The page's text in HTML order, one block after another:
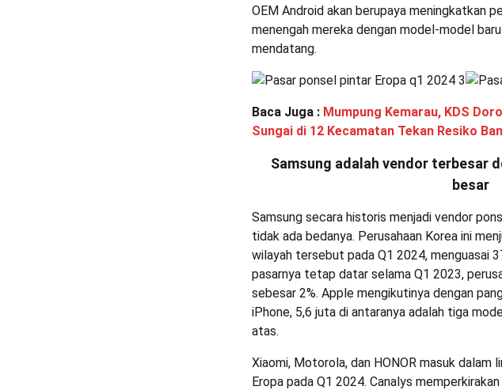
OEM Android akan berupaya meningkatkan
menengah mereka dengan model-model
mendatang.
Baca Juga : Mumpung Kemarau, KDS
Sungai di 12 Kecamatan Tekan Resiko
Samsung adalah vendor terbesar
besar
Samsung secara historis menjadi vendor
tidak ada bedanya. Perusahaan Korea ini
wilayah tersebut pada Q1 2024, menguasai
pasarnya tetap datar selama Q1 2023,
sebesar 2%. Apple mengikutinya dengan
iPhone, 5,6 juta di antaranya adalah tiga
atas.
Xiaomi, Motorola, dan HONOR masuk
Eropa pada Q1 2024. Canalys